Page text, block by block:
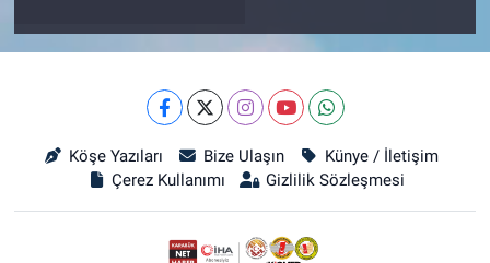
Köşe Yazıları Bize Ulaşın
Künye / İletişim
Çerez Kullanımı
Gizlilik Sözleşmesi